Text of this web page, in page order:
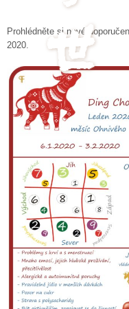
Prohlédněte si nové
2020.